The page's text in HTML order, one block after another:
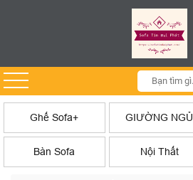
Ghế Sofa+ GIƯỜNG NGỦ
Bàn Sofa Nội Thất